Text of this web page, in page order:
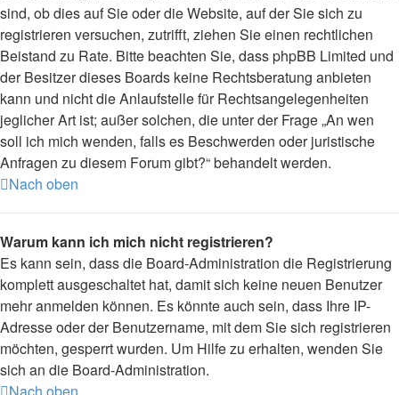
sind, ob dies auf Sie oder die Website, auf der Sie sich zu
registrieren versuchen, zutrifft, ziehen Sie einen rechtlichen
Beistand zu Rate. Bitte beachten Sie, dass phpBB Limited und
der Besitzer dieses Boards keine Rechtsberatung anbieten
kann und nicht die Anlaufstelle für Rechtsangelegenheiten
jeglicher Art ist; außer solchen, die unter der Frage „An wen
soll ich mich wenden, falls es Beschwerden oder juristische
Anfragen zu diesem Forum gibt?“ behandelt werden.
Nach oben
Warum kann ich mich nicht registrieren?
Es kann sein, dass die Board-Administration die Registrierung
komplett ausgeschaltet hat, damit sich keine neuen Benutzer
mehr anmelden können. Es könnte auch sein, dass Ihre IP-
Adresse oder der Benutzername, mit dem Sie sich registrieren
möchten, gesperrt wurden. Um Hilfe zu erhalten, wenden Sie
sich an die Board-Administration.